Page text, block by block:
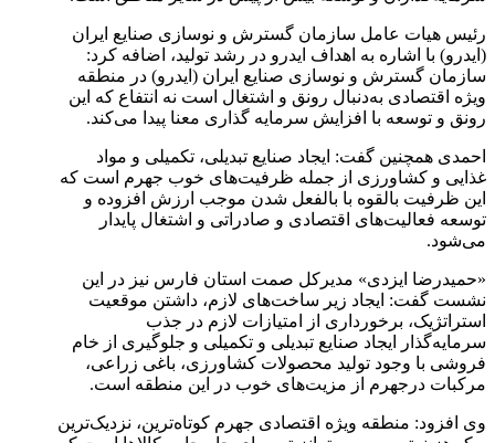
رئیس هیات عامل سازمان گسترش و نوسازی صنایع ایران
(ایدرو) با اشاره به اهداف ایدرو در رشد تولید، اضافه کرد:
سازمان گسترش و نوسازی صنایع ایران (ایدرو) در منطقه
ویژه اقتصادی به‌دنبال رونق و اشتغال است نه انتفاع که این
رونق و توسعه با افزایش سرمایه گذاری معنا پیدا می‌کند.
احمدی همچنین گفت: ایجاد صنایع تبدیلی، تکمیلی و مواد
غذایی و کشاورزی از جمله ظرفیت‌های خوب جهرم است که
این ظرفیت بالقوه با بالفعل شدن موجب ارزش افزوده و
توسعه فعالیت‌های اقتصادی و صادراتی و اشتغال پایدار
می‌شود.
«حمیدرضا ایزدی» مدیرکل صمت استان فارس نیز در این
نشست گفت: ایجاد زیر ساخت‌های لازم، داشتن موقعیت
استراتژیک، برخورداری از امتیازات لازم در جذب
سرمایه‌گذار ایجاد صنایع تبدیلی و تکمیلی و جلوگیری از خام
فروشی با وجود تولید محصولات کشاورزی، باغی زراعی،
مرکبات درجهرم از مزیت‌های خوب در این منطقه است.
وی افزود: منطقه ویژه اقتصادی جهرم کوتاه‌ترین، نزدیک‌ترین